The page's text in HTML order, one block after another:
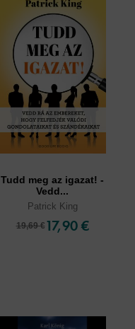
Tudd meg az igazat! -
Vedd...
Patrick King
19,69 € 17,90 €